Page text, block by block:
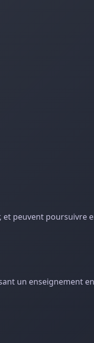
et peuvent poursuivre
un enseignement